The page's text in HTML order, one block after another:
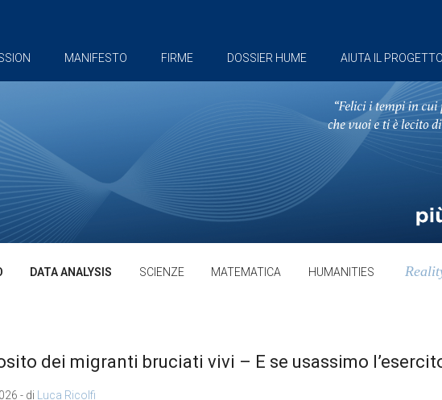
MANIFESTO FIRME DOSSIER HUME AIUTA IL
DATA ANALYSIS SCIENZE MATEMATICA HUMANITIES
dei migranti bruciati vivi – E se usassimo
- di Luca Ricolfi